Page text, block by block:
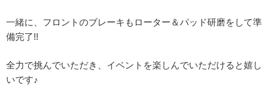
一緒に、フロントのブレーキもローター＆パッド研磨をして準
備完了!!
全力で挑んでいただき、イベントを楽しんでいただけると嬉し
いです♪